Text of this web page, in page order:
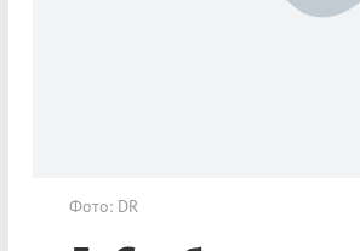
Фото: DR